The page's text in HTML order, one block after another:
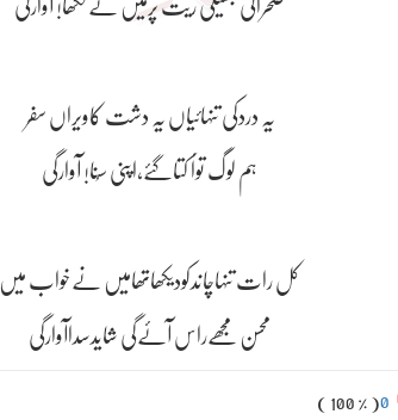
صحراکی بھیگی ریت پرمیں نےلکھا! آوارگی
یہ دردکی تنہائیاں یہ دشت کاویراں سفر
ہم لوگ تواُ کتاگئے،اپنی سُنا! آوارگی
کل رات تنہاچاندکودیکھاتھامیں نےخواب میں
محسن مجھےراس آئےگی شایدسداآوارگی
( 100 % )